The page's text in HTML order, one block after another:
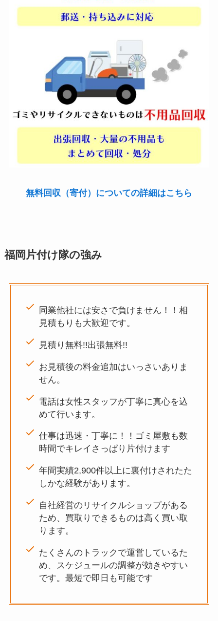
無料回収（寄付）についての詳細はこちら
福岡片付け隊の強み
同業他社には安さで負けません！！相
見積もりも大歓迎です。
見積り無料!!出張無料!!
お見積後の料金追加はいっさいありま
せん。
電話は女性スタッフが丁寧に真心を込
めて行います。
仕事は迅速・丁寧に！！ゴミ屋敷も数
時間でキレイさっぱり片付けます
年間実績2,900件以上に裏付けされたた
しかな経験があります。
自社経営のリサイクルショップがある
ため、買取りできるものは高く買い取
ります。
たくさんのトラックで運営しているた
め、スケジュールの調整が効きやすい
です。最短で即日も可能です